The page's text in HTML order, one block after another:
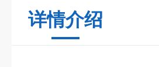
详情介绍